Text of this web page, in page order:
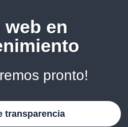
en
pronto!
transparencia